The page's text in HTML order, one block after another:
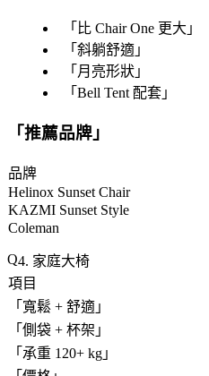
「 比 Chair One 更大 」
「 斜躺舒適 」
「 月亮形狀 」
「 Bell Tent 配套 」
「推薦品牌 」
品牌
Helinox Sunset Chair
KAZMI Sunset Style
Coleman
4. 家庭大椅
項目
「 寬鬆 + 舒適 」
「 側袋 + 杯架 」
「 承重 120+ kg 」